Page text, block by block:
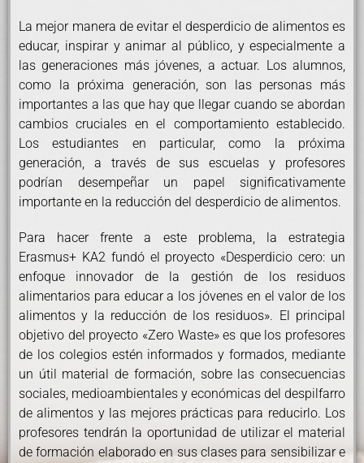
La mejor manera de evitar el desperdicio de alimentos es
educar, inspirar y animar al público, y especialmente a
las generaciones más jóvenes, a actuar. Los alumnos,
como la próxima generación, son las personas más
importantes a las que hay que llegar cuando se abordan
cambios cruciales en el comportamiento establecido.
Los estudiantes en particular, como la próxima
generación, a través de sus escuelas y profesores
podrían desempeñar un papel significativamente
importante en la reducción del desperdicio de alimentos.
Para hacer frente a este problema, la estrategia
Erasmus+ KA2 fundó el proyecto «Desperdicio cero: un
enfoque innovador de la gestión de los residuos
alimentarios para educar a los jóvenes en el valor de los
alimentos y la reducción de los residuos». El principal
objetivo del proyecto «Zero Waste» es que los profesores
de los colegios estén informados y formados, mediante
un útil material de formación, sobre las consecuencias
sociales, medioambientales y económicas del despilfarro
de alimentos y las mejores prácticas para reducirlo. Los
profesores tendrán la oportunidad de utilizar el material
de formación elaborado en sus clases para sensibilizar e